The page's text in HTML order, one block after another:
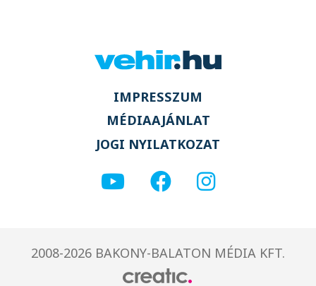
IMPRESSZUM
MÉDIAAJÁNLAT
JOGI NYILATKOZAT
2008-2026 BAKONY-BALATON MÉDIA KFT.